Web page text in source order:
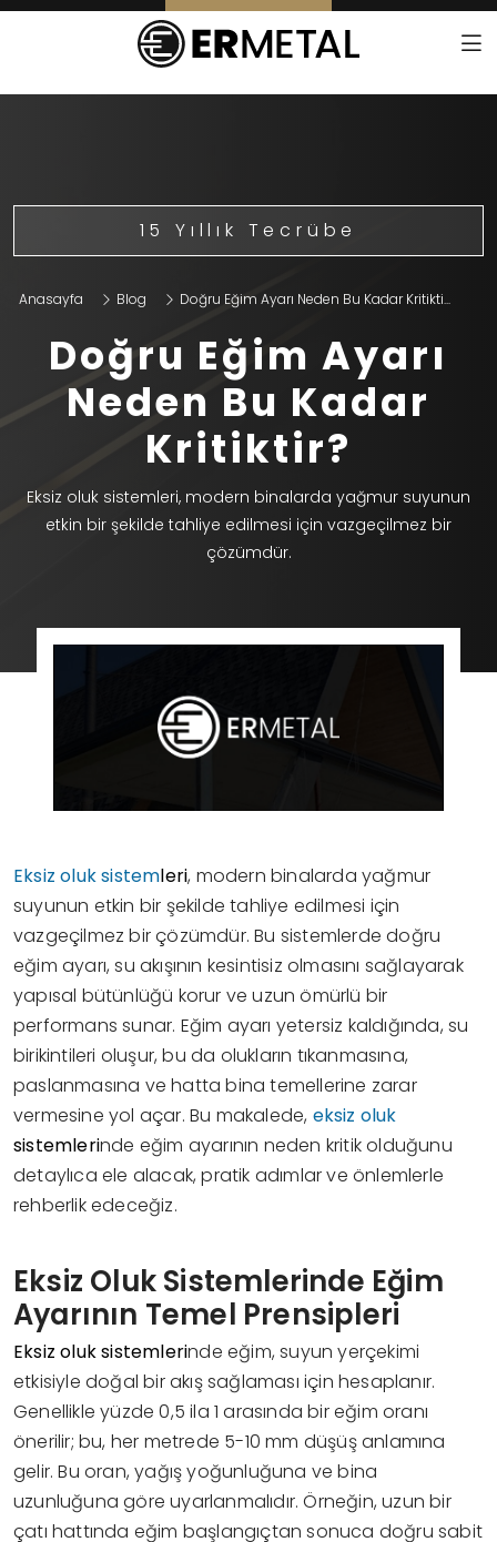
15 Yıllık Tecrübe
Anasayfa Blog Doğru Eğim Ayarı Neden Bu Kadar Kritikti...
Doğru Eğim Ayarı
Neden Bu Kadar
Kritiktir?
Eksiz oluk sistemleri, modern binalarda yağmur suyunun
etkin bir şekilde tahliye edilmesi için vazgeçilmez bir
çözümdür.
Eksiz oluk sistemleri, modern binalarda yağmur
suyunun etkin bir şekilde tahliye edilmesi için
vazgeçilmez bir çözümdür. Bu sistemlerde doğru
eğim ayarı, su akışının kesintisiz olmasını sağlayarak
yapısal bütünlüğü korur ve uzun ömürlü bir
performans sunar. Eğim ayarı yetersiz kaldığında, su
birikintileri oluşur, bu da olukların tıkanmasına,
paslanmasına ve hatta bina temellerine zarar
vermesine yol açar. Bu makalede, eksiz oluk
sistemlerinde eğim ayarının neden kritik olduğunu
detaylıca ele alacak, pratik adımlar ve önlemlerle
rehberlik edeceğiz.
Eksiz Oluk Sistemlerinde Eğim
Ayarının Temel Prensipleri
Eksiz oluk sistemlerinde eğim, suyun yerçekimi
etkisiyle doğal bir akış sağlaması için hesaplanır.
Genellikle yüzde 0,5 ila 1 arasında bir eğim oranı
önerilir; bu, her metrede 5-10 mm düşüş anlamına
gelir. Bu oran, yağış yoğunluğuna ve bina
uzunluğuna göre uyarlanmalıdır. Örneğin, uzun bir
çatı hattında eğim başlangıçtan sonuca doğru sabit